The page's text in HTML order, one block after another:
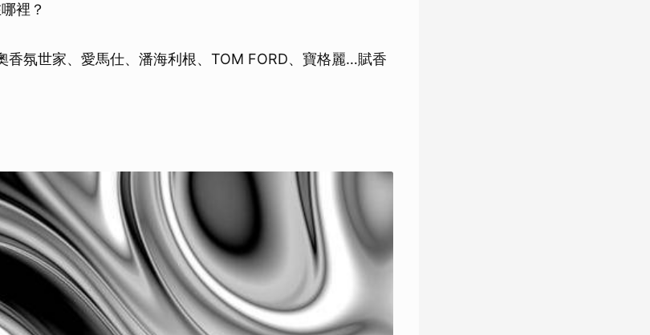
裡？
香氛世家、愛馬仕、潘海利根、TOM FORD、寶格麗…賦香